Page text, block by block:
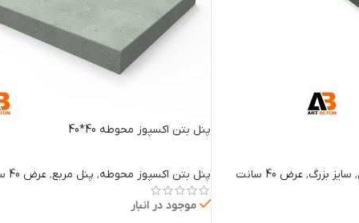
, سایز بزرگ, عرض 40 سانت
پنل بتن اکسپوز محوطه 40*40
پنل بتن اکسپوز محوطه, پنل مربع, عرض 40 سانت
موجود در انبار